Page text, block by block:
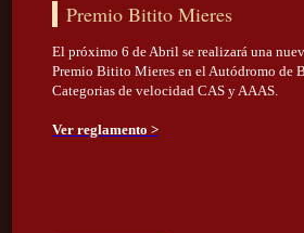
Premio Bitito Mieres
El próximo 6 de Abril se realizará una
Premio Bitito Mieres en el Autódromo de
Categorias de velocidad CAS y AAAS.
Ver reglamento >